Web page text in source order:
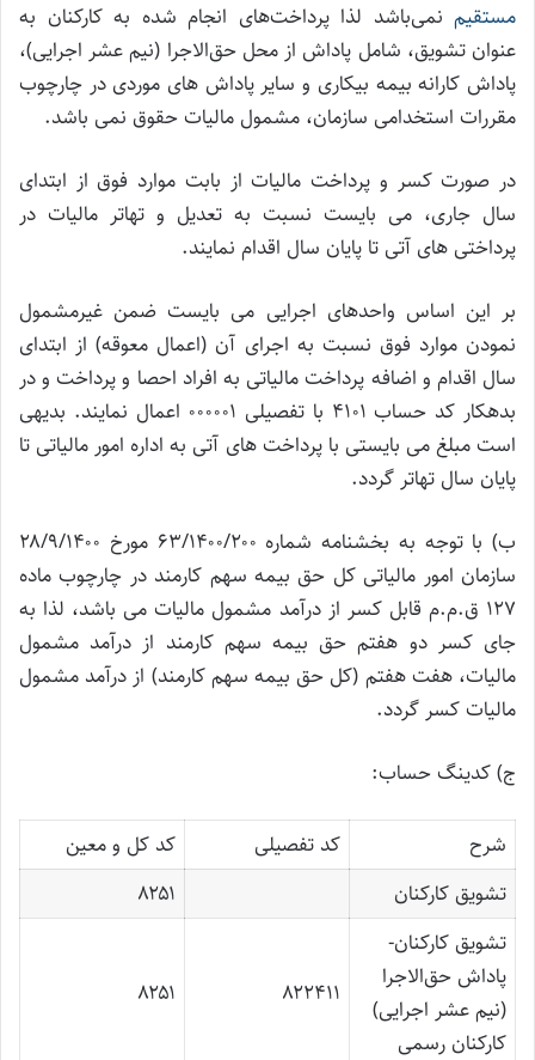
مستقیم نمی‌باشد لذا پرداخت‌های انجام شده به کارکنان به
عنوان تشویق، شامل پاداش از محل حق‌الاجرا (نیم عشر اجرایی)،
پاداش کارانه بیمه بیکاری و سایر پاداش های موردی در چارچوب
مقررات استخدامی سازمان، مشمول مالیات حقوق نمی باشد.
در صورت کسر و پرداخت مالیات از بابت موارد فوق از ابتدای
سال جاری، می بایست نسبت به تعدیل و تهاتر مالیات در
پرداختی های آتی تا پایان سال اقدام نمایند.
بر این اساس واحدهای اجرایی می بایست ضمن غیرمشمول
نمودن موارد فوق نسبت به اجرای آن (اعمال معوقه) از ابتدای
سال اقدام و اضافه پرداخت مالیاتی به افراد احصا و پرداخت و در
بدهکار کد حساب ۴۱۰۱ با تفصیلی ۰۰۰۰۰۱ اعمال نمایند. بدیهی
است مبلغ می بایستی با پرداخت های آتی به اداره امور مالیاتی تا
پایان سال تهاتر گردد.
ب) با توجه به بخشنامه شماره ۶۳/۱۴۰۰/۲۰۰ مورخ ۲۸/۹/۱۴۰۰
سازمان امور مالیاتی کل حق بیمه سهم کارمند در چارچوب ماده
۱۲۷ ق.م.م قابل کسر از درآمد مشمول مالیات می باشد، لذا به
جای کسر دو هفتم حق بیمه سهم کارمند از درآمد مشمول
مالیات، هفت هفتم (کل حق بیمه سهم کارمند) از درآمد مشمول
مالیات کسر گردد.
ج) کدینگ حساب:
شرح کد تفصیلی
کد کل و معین
تشویق کارکنان
۸۲۵۱
تشویق کارکنان-
پاداش حق‌الاجرا
(نیم عشر اجرایی)
کارکنان رسمی
۸۲۲۴۱۱ ۸۲۵۱